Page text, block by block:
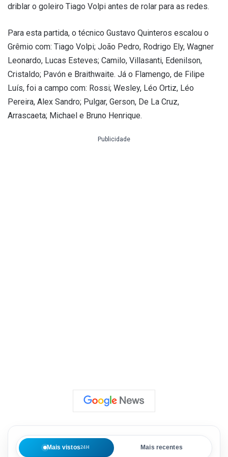
driblar o goleiro Tiago Volpi antes de rolar para as redes.
Para esta partida, o técnico Gustavo Quinteros escalou o
Grêmio com: Tiago Volpi; João Pedro, Rodrigo Ely, Wagner
Leonardo, Lucas Esteves; Camilo, Villasanti, Edenilson,
Cristaldo; Pavón e Braithwaite. Já o Flamengo, de Filipe
Luís, foi a campo com: Rossi; Wesley, Léo Ortiz, Léo
Pereira, Alex Sandro; Pulgar, Gerson, De La Cruz,
Arrascaeta; Michael e Bruno Henrique.
Publicidade
Mais vistos24H Mais recentes